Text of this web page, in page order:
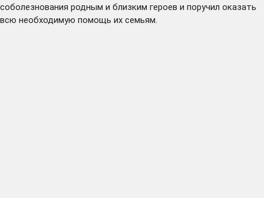
соболезнования родным и близким героев и поручил оказать
всю необходимую помощь их семьям.